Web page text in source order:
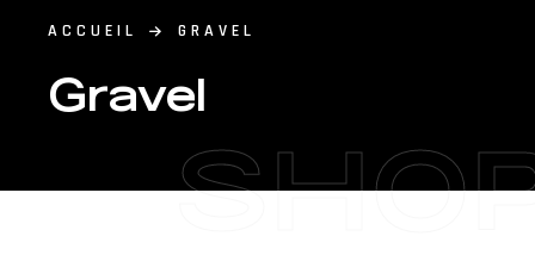
ACCUEIL GRAVEL
Gravel